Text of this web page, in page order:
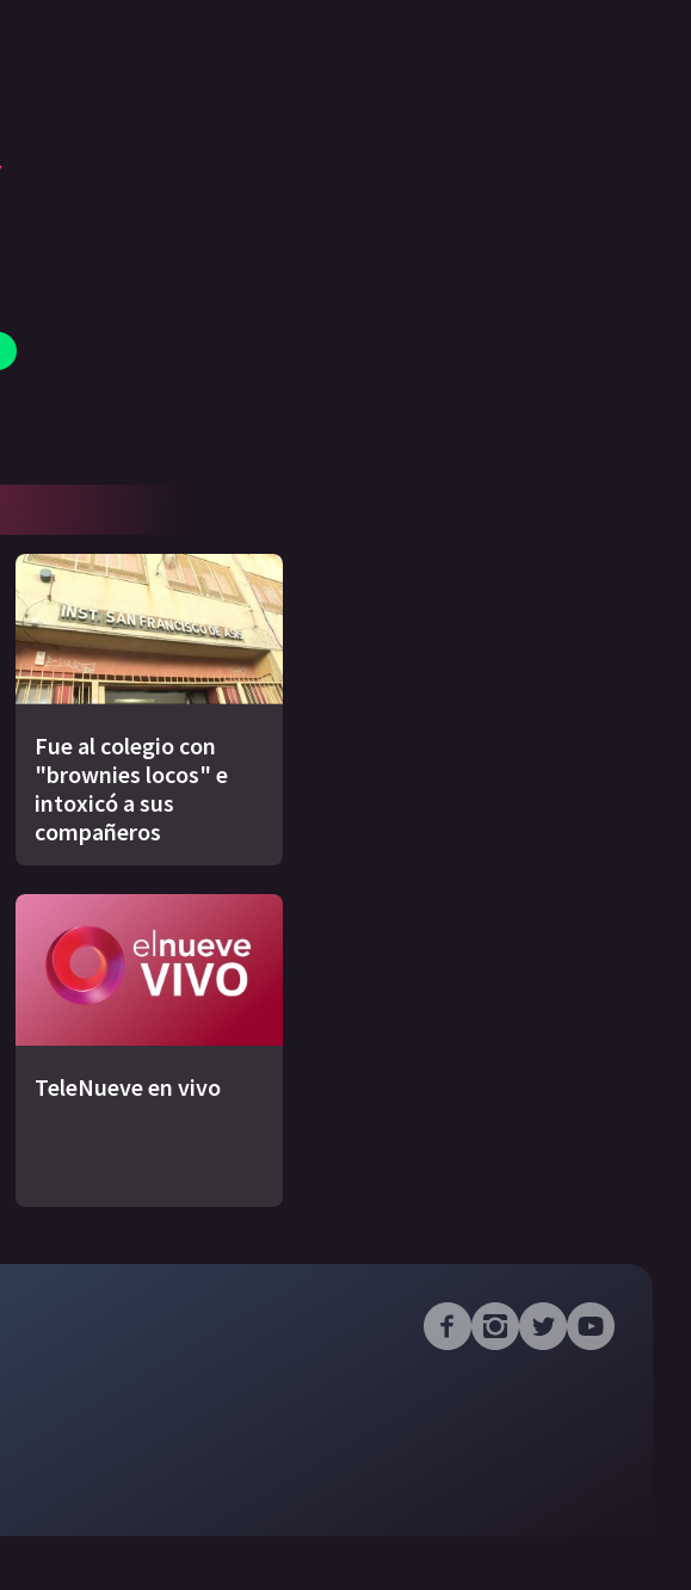
Fue al colegio con
"brownies locos" e
intoxicó a sus
compañeros
TeleNueve en vivo